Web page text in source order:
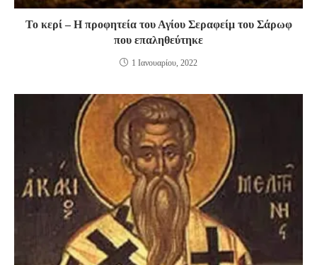
Το κερί – Η προφητεία του Αγίου Σεραφείμ του Σάρωφ
που επαληθεύτηκε
1 Ιανουαρίου, 2022